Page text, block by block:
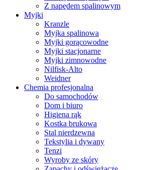
Z napędem spalinowym
Myjki
Kranzle
Myjka spalinowa
Myjki gorącowodne
Myjki stacjonarne
Myjki zimnowodne
Nilfisk-Alto
Weidner
Chemia profesjonalna
Do samochodów
Dom i biuro
Higiena rąk
Kostka brukowa
Stal nierdzewna
Tekstylia i dywany
Tenzi
Wyroby ze skóry